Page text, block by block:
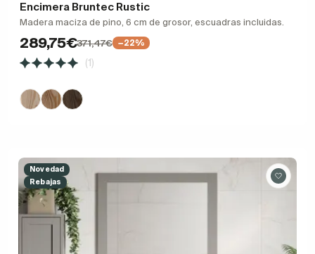
Encimera Bruntec Rustic
Madera maciza de pino, 6 cm de grosor, escuadras incluidas.
289,75€371,47€ −22%
(1)
Novedad
Rebajas